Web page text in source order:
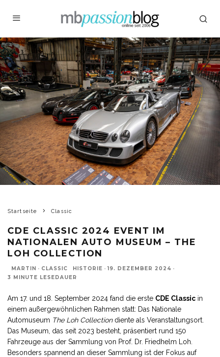
Startseite Classic
CDE CLASSIC 2024 EVENT IM
NATIONALEN AUTO MUSEUM – THE
LOH COLLECTION
MARTIN · CLASSIC HISTORIE · 19. DEZEMBER 2024 ·
3 MINUTE LESEDAUER
Am 17. und 18. September 2024 fand die erste CDE Classic in
einem außergewöhnlichen Rahmen statt: Das Nationale
Automuseum The Loh Collectiondiente als Veranstaltungsort.
Das Museum, das seit 2023 besteht, präsentiert rund 150
Fahrzeuge aus der Sammlung von Prof. Dr. Friedhelm Loh.
Besonders spannend an dieser Sammlung ist der Fokus auf